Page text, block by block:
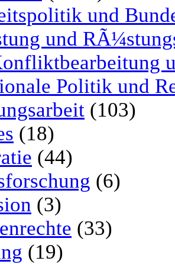
und
und
Politik und
(103)
(18)
(44)
(6)
(3)
(33)
(19)